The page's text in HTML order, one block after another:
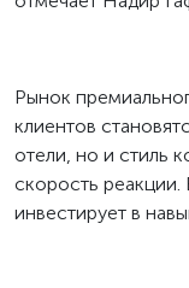
Рынок
клиентов
отели, но и стиль
скорость реакции.
инвестирует в